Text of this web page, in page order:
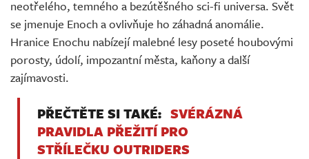
neotřelého, temného a bezútěšného sci-fi universa. Svět
se jmenuje Enoch a ovlivňuje ho záhadná anomálie.
Hranice Enochu nabízejí malebné lesy poseté houbovými
porosty, údolí, impozantní města, kaňony a další
zajímavosti.
PŘEČTĚTE SI TAKÉ: SVÉRÁZNÁ
PRAVIDLA PŘEŽITÍ PRO
STŘÍLEČKU OUTRIDERS